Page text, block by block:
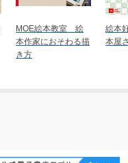
MOE絵本教室 絵
本作家におそわる描
き方
絵本
本屋